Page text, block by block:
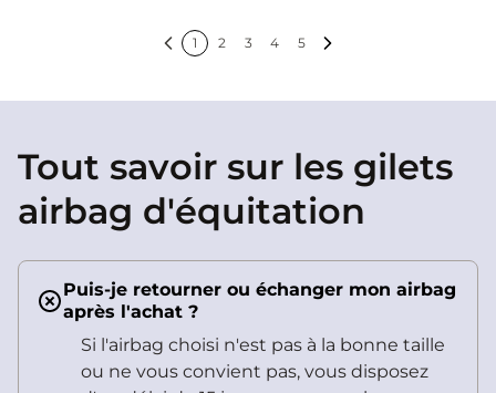
1 2 3 4
5
Tout savoir sur les gilets
airbag d'équitation
Puis-je retourner ou échanger mon airbag
après l'achat ?
Si l'airbag choisi n'est pas à la bonne taille
ou ne vous convient pas, vous disposez